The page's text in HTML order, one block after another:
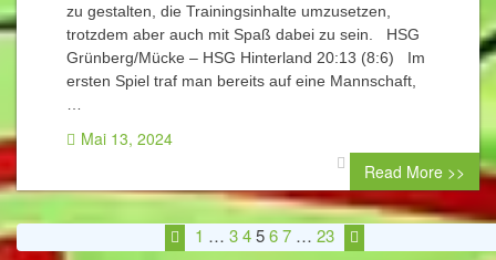
zu gestalten, die Trainingsinhalte umzusetzen,
trotzdem aber auch mit Spaß dabei zu sein. HSG
Grünberg/Mücke – HSG Hinterland 20:13 (8:6) Im
ersten Spiel traf man bereits auf eine Mannschaft,
Mai 13, 2024
0 comment
Read More >>
1 … 34567 … 23